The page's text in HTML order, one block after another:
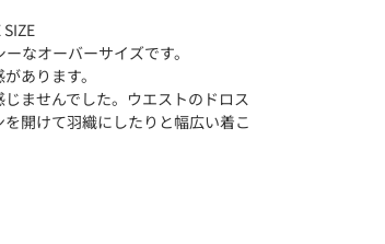
なオーバーサイズです。
あります。
ませんでした。ウエストのドロス
開けて羽織にしたりと幅広い着こ